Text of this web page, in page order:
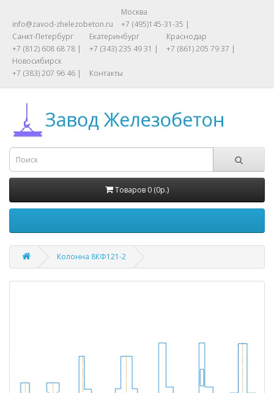
info@zavod-zhelezobeton.ru
Москва
+7 (495)145-31-35 |
Санкт-Петербург
+7 (812) 608 68 78 |
Екатеринбург
+7 (343) 235 49 31 |
Краснодар
+7 (861) 205 79 37 |
Новосибирск
+7 (383) 207 96 46 |
Контакты
Товаров 0 (0р.)
Колонна 8КФ121-2